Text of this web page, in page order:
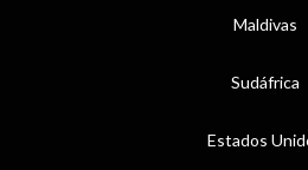
Maldivas
Sudáfrica
Estados